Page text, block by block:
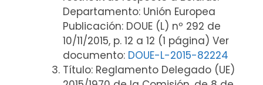
Departamento: Unión Europea
Publicación: DOUE (L) nº 292 de
10/11/2015, p. 12 a 12 (1 página) Ver
documento: DOUE-L-2015-82224
Título: Reglamento Delegado (UE)